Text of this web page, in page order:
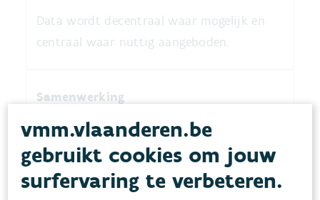
Data wordt decentraal waar mogelijk en
centraal waar nuttig aangeboden.
Samenwerking
Alle partijen werken samen, nemen
verantwoordelijkheid voor de uitbouw van
AWIS en zorgen voor gezamenlijke
financiering.
vmm.vlaanderen.be
gebruikt cookies om jouw
surfervaring te verbeteren.